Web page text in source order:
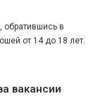
обратившись в
от 14 до 18 лет.
вакансии